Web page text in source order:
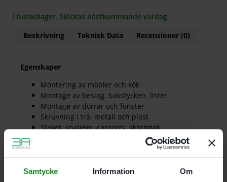
Samtycke Information Om
I butikslager. Skickas nästkommande vardag.
Beskrivning
Teknisk Data Recensioner (0)
Egenskaper
Montering av möbler och kök
Montage av beslag. bakstycken. lister
Montage av dörrar och fönster
Skruvning i trä. metall och plast
Staket. spaljéer. carports. skärmtak
För alla Festool-skruvdragare med CENTROTEC